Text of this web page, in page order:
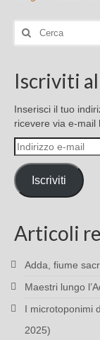
Cerca:
Iscriviti
Inserisci il tuo
ricevere via e-mail
Indirizzo
e-
mail
Iscriviti
Articoli
Adda, fiume
Maestri lungo
I microtoponimi
2025)